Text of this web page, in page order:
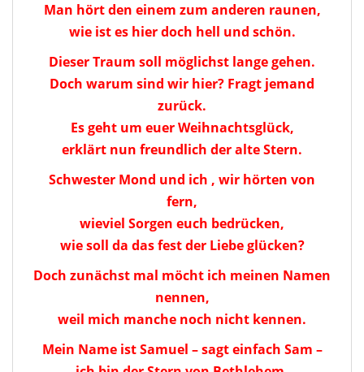
Man hört den einem zum anderen raunen,
wie ist es hier doch hell und schön.
Dieser Traum soll möglichst lange gehen.
Doch warum sind wir hier? Fragt jemand
zurück.
Es geht um euer Weihnachtsglück,
erklärt nun freundlich der alte Stern.
Schwester Mond und ich , wir hörten von
fern,
wieviel Sorgen euch bedrücken,
wie soll da das fest der Liebe glücken?
Doch zunächst mal möcht ich meinen Namen
nennen,
weil mich manche noch nicht kennen.
Mein Name ist Samuel – sagt einfach Sam –